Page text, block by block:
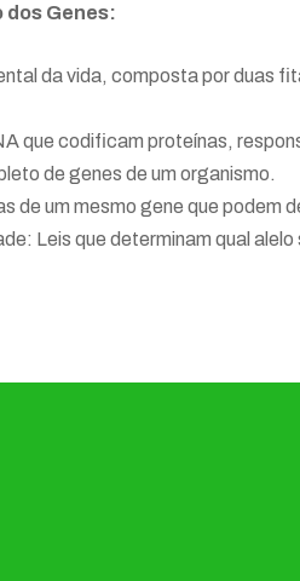
dos Genes:
da vida, composta por duas
que codificam proteínas,
de genes de um organismo.
de um mesmo gene que podem
Leis que determinam qual alelo